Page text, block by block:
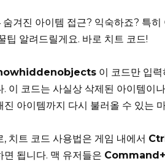
숨겨진 아이템 접근? 익숙하죠? 특
팁 알려드릴게요. 바로 치트 코드!
이 코드만 입
. 이 코드는 사실상 삭제된 아이템이
진 아이템까지 다시 불러올 수 있는
, 치트 코드 사용법은 게임 내에서
면 됩니다. 맥 유저들은